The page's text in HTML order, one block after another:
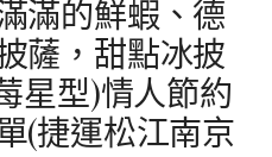
滿的鮮蝦、德
薩，甜點冰披
星型)情人節約
(捷運松江南京